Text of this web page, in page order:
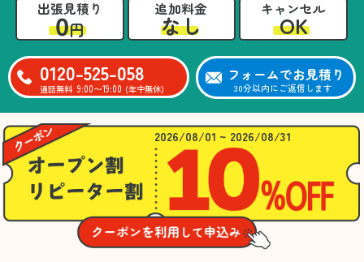
出張見積り
0円
追加料金
なし
キャンセル
OK
0120-525-058
通話無料 9:00〜19:00 (年中無休)
フォームでお見積り
30分以内にご返信します
2026/08/01 ~ 2026/08/31